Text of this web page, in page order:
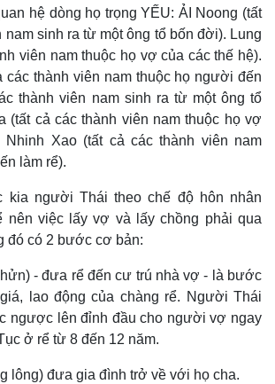
hệ dòng họ trọng YẾU: ẢI Noong (tất
nam sinh ra từ một ông tổ bốn đời). Lung
viên nam thuộc họ vợ của các thế hệ).
các thành viên nam thuộc họ người đến
thành viên nam sinh ra từ một ông tổ
(tất cả các thành viên nam thuộc họ vợ
Nhinh Xao (tất cả các thành viên nam
làm rể).
kia người Thái theo chế độ hôn nhân
nên việc lấy vợ và lấy chồng phải qua
đó có 2 bước cơ bản:
- đưa rể đến cư trú nhà vợ - là bước
lao động của chàng rể. Người Thái
ngược lên đỉnh đầu cho người vợ ngay
ở rể từ 8 đến 12 năm.
lông) đưa gia đình trở về với họ cha.